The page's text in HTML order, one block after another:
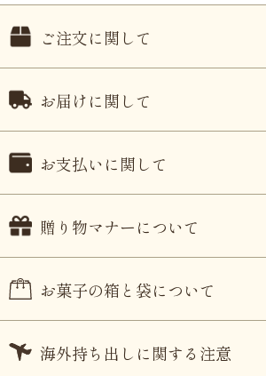
ご注文に関して
お届けに関して
お支払いに関して
贈り物マナーについて
お菓子の箱と袋について
海外持ち出しに関する注意